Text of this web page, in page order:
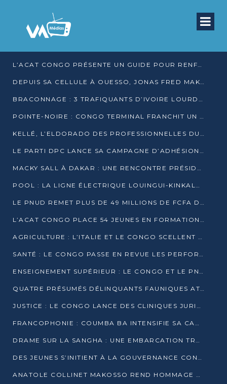
L’ACAT CONGO PRÉSENTE UN GUIDE POUR RENFORCER LES GARANTIES JUDICIAIRES EN GARDE À VUE
DEPUIS SA CELLULE À OUESSO, JONAS FRED MAKITA DÉNONCE CE QU’IL QUALIFIE DE DÉNI DE JUSTICE
BRACONNAGE : 3 TRAFIQUANTS D’IVOIRE LOURDEMENT CONDAMNÉS À DJAMBALA
POINTE-NOIRE : CONGO TERMINAL FRANCHIT UN CAP HISTORIQUE AVEC 99 MOUVEMENTS/HEURE
KELLÉ, L’ELDORADO DES PROFESSIONNELLES DU SEXE
LE PARTI DPC LANCE SA CAMPAGNE D’ADHÉSIONS ET VEUT STRUCTURER SA PRÉSENCE DANS LES 15 DÉPARTEMENTS
MACKY SALL À DAKAR : UNE RENCONTRE PRÉSIDENTIELLE QUI DIVISE L’OPINION SÉNÉGALAISE
POOL : LA LIGNE ÉLECTRIQUE LOUINGUI-KINKALA-BOKO MISE EN SERVICE
LE PNUD REMET PLUS DE 49 MILLIONS DE FCFA D’ÉQUIPEMENTS POUR ACCÉLÉRER LA NUMÉRISATION DU SYSTÈME DE SANTÉ
L’ACAT CONGO PLACE 54 JEUNES EN FORMATION PROFESSIONNELLE
AGRICULTURE : L’ITALIE ET LE CONGO SCELLENT UN PARTENARIAT POUR UNE PRODUCTION LOCALE DURABLE
SANTÉ : LE CONGO PASSE EN REVUE LES PERFORMANCES DE SES HÔPITAUX À MI-PARCOURS
ENSEIGNEMENT SUPÉRIEUR : LE CONGO ET LE PNUD VEULENT RAPPROCHER LA FORMATION UNIVERSITAIRE DES BESOINS DU MARCHÉ DE L’EMPLOI
QUATRE PRÉSUMÉS DÉLINQUANTS FAUNIQUES ATTENDUS DEVANT LA JUSTICE POUR TRAFIC D’IVOIRE
JUSTICE : LE CONGO LANCE DES CLINIQUES JURIDIQUES POUR RAPPROCHER LE DROIT DES CITOYENS
FRANCOPHONIE : COUMBA BA INTENSIFIE SA CAMPAGNE POUR LA SUCCESSION À LA TÊTE DE L’OIF
DRAME SUR LA SANGHA : UNE EMBARCATION TRANSPORTANT DES FIDÈLES DE « NZAMBÉ YA L’HUILE » FAIT NAUFRAGE À OUESSO
DES JEUNES S’INITIENT À LA GOUVERNANCE CONTINENTALE À BRAZZAVILLE
ANATOLE COLLINET MAKOSSO REND HOMMAGE À JEAN-PAUL PIGASSE